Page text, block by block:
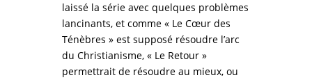
laissé la série avec quelques problèmes
lancinants, et comme « Le Cœur des
Ténèbres » est supposé résoudre l’arc
du Christianisme, « Le Retour »
permettrait de résoudre au mieux, ou